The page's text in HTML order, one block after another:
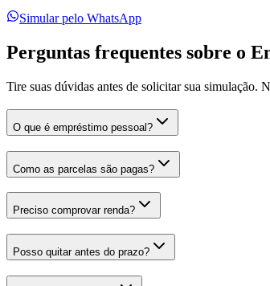
Simular pelo WhatsApp
Perguntas frequentes sobre o
Tire suas dúvidas antes de solicitar sua simulação.
O que é empréstimo pessoal?
Como as parcelas são pagas?
Preciso comprovar renda?
Posso quitar antes do prazo?